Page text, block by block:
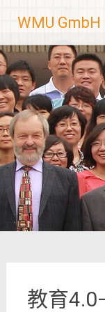
content
WMU GmbH
教育